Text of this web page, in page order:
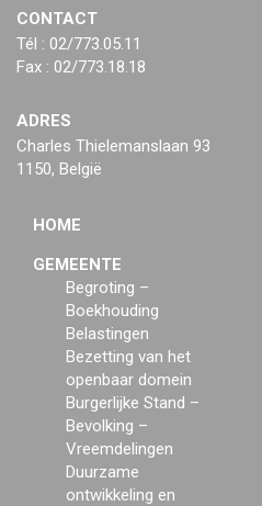
CONTACT
Tél : 02/773.05.11
Fax : 02/773.18.18
ADRES
Charles Thielemanslaan 93
1150, België
HOME
GEMEENTE
Begroting –
Boekhouding
Belastingen
Bezetting van het
openbaar domein
Burgerlijke Stand –
Bevolking –
Vreemdelingen
Duurzame
ontwikkeling en